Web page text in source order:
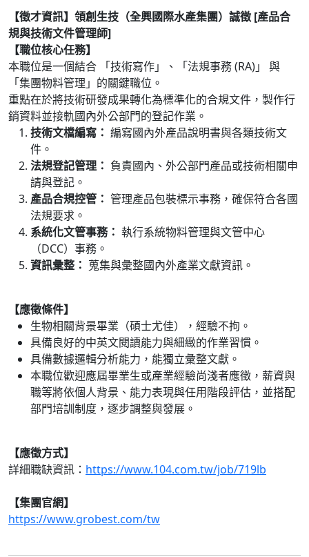
【徵才資訊】領創生技（全興國際水產集團）誠徵 [產品合
規與技術文件管理師]
【職位核心任務】
本職位是一個結合 「技術寫作」、「法規事務 (RA)」 與
「集團物料管理」的關鍵職位。
重點在於將技術研發成果轉化為標準化的合規文件，製作行
銷資料並接軌國內外公部門的登記作業。
技術文檔編寫： 編寫國內外產品說明書與各類技術文
件。
法規登記管理： 負責國內、外公部門產品或技術相關申
請與登記。
產品合規控管： 管理產品包裝標示事務，確保符合各國
法規要求。
系統化文管事務： 執行系統物料管理與文管中心
（DCC）事務。
資訊彙整： 蒐集與彙整國內外產業文獻資訊。
【應徵條件】
生物相關背景畢業（碩士尤佳），經驗不拘。
具備良好的中英文閱讀能力與細緻的作業習慣。
具備數據邏輯分析能力，能獨立彙整文獻。
本職位歡迎應屆畢業生或產業經驗尚淺者應徵，薪資與
職等將依個人背景、能力表現與任用階段評估，並搭配
部門培訓制度，逐步調整與發展。
【應徵方式】
詳細職缺資訊： https://www.104.com.tw/job/719lb
【集團官網】
https://www.grobest.com/tw